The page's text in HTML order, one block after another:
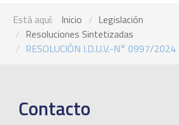
Está aquí: Inicio
Legislación
Resoluciones Sintetizadas
RESOLUCIÓN I.D.U.V.-N° 0997/
Contacto